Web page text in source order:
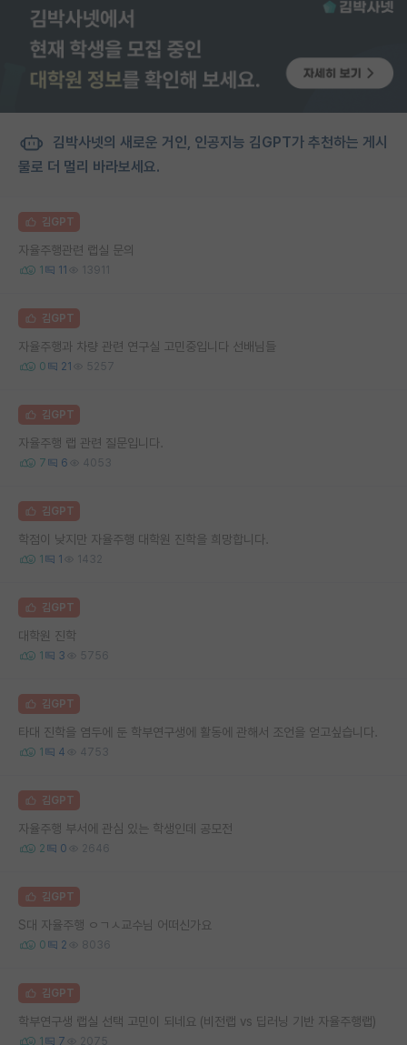
김박사넷의 새로운 거인, 인공지능 김GPT가 추천하는 게시
물로 더 멀리 바라보세요.
김GPT
자율주행관련 랩실 문의
1 11 13911
김GPT
자율주행과 차량 관련 연구실 고민중입니다 선배님들
0 21 5257
김GPT
자율주행 랩 관련 질문입니다.
7 6 4053
김GPT
학점이 낮지만 자율주행 대학원 진학을 희망합니다.
1 1 1432
김GPT
대학원 진학
1 3 5756
김GPT
타대 진학을 염두에 둔 학부연구생에 활동에 관해서 조언을 얻고싶습니다.
1 4 4753
김GPT
자율주행 부서에 관심 있는 학생인데 공모전
2 0 2646
김GPT
S대 자율주행 ㅇㄱㅅ교수님 어떠신가요
0 2 8036
김GPT
학부연구생 랩실 선택 고민이 되네요 (비전랩 vs 딥러닝 기반 자율주행랩)
1 7 2075